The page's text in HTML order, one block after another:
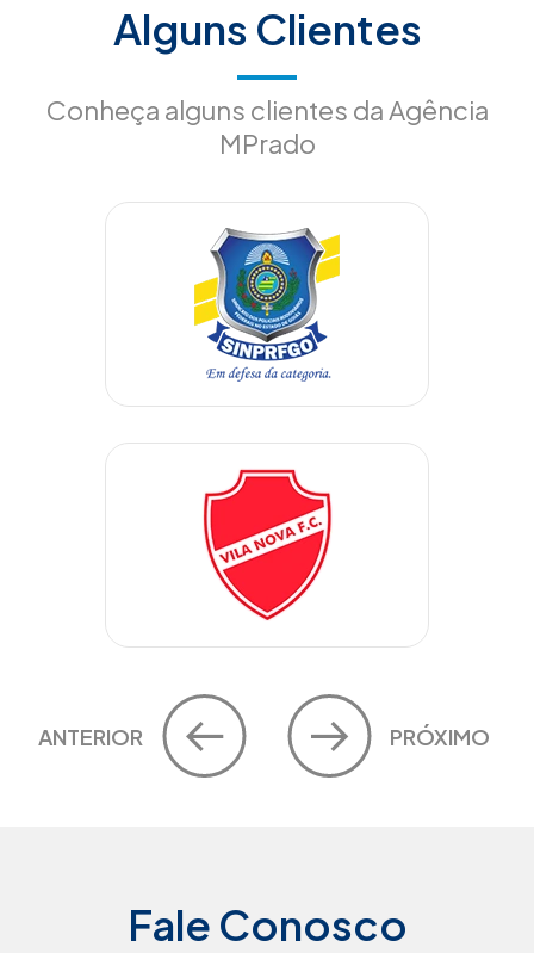
Alguns Clientes
Conheça alguns clientes da Agência
MPrado
ANTERIOR PRÓXIMO
Fale Conosco